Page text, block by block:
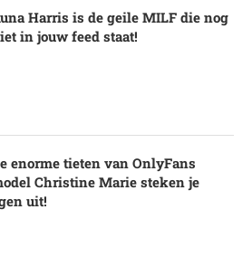
Harris is de geile MILF die nog
in jouw feed staat!
enorme tieten van OnlyFans
Christine Marie steken je
uit!